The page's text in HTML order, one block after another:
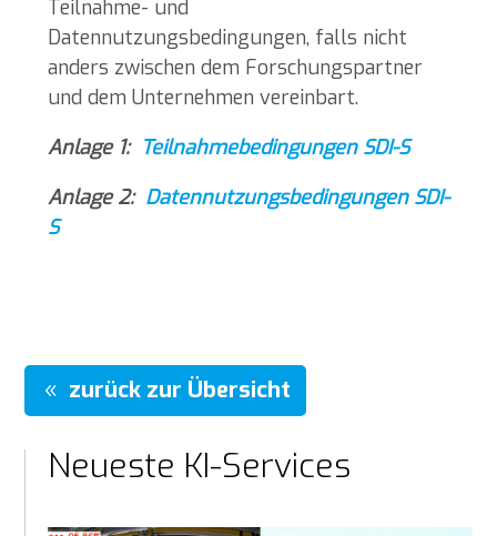
Teilnahme- und
Datennutzungsbedingungen, falls nicht
anders zwischen dem Forschungspartner
und dem Unternehmen vereinbart.
Anlage 1: Teilnahmebedingungen SDI-S
Anlage 2: Datennutzungsbedingungen SDI-
S
zurück zur Übersicht
Neueste KI-Services